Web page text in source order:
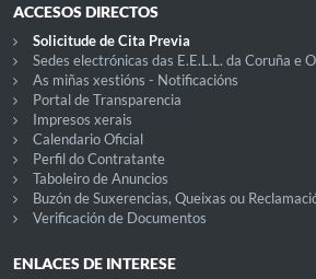
ACCESOS DIRECTOS
Solicitude de Cita Previa
Sedes electrónicas das E.E.L.L. da Coruña e
As miñas xestións - Notificacións
Portal de Transparencia
Impresos xerais
Calendario Oficial
Perfil do Contratante
Taboleiro de Anuncios
Buzón de Suxerencias, Queixas ou
Verificación de Documentos
ENLACES DE INTERESE